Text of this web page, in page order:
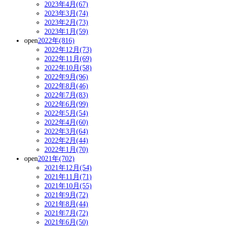
2023年4月(67)
2023年3月(74)
2023年2月(73)
2023年1月(59)
open2022年(816)
2022年12月(73)
2022年11月(69)
2022年10月(58)
2022年9月(96)
2022年8月(46)
2022年7月(83)
2022年6月(99)
2022年5月(54)
2022年4月(60)
2022年3月(64)
2022年2月(44)
2022年1月(70)
open2021年(702)
2021年12月(54)
2021年11月(71)
2021年10月(55)
2021年9月(72)
2021年8月(44)
2021年7月(72)
2021年6月(50)